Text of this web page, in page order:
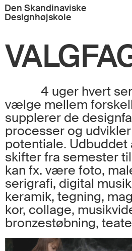
Den Skandinaviske
Designhøjskole
4 uger hvert
vælge mellem
supplerer de
processer og
potentiale. Udbuddet
skifter fra semester
kan fx. være foto,
serigrafi, digital
keramik, tegning,
kor, collage,
bronzestøbning,